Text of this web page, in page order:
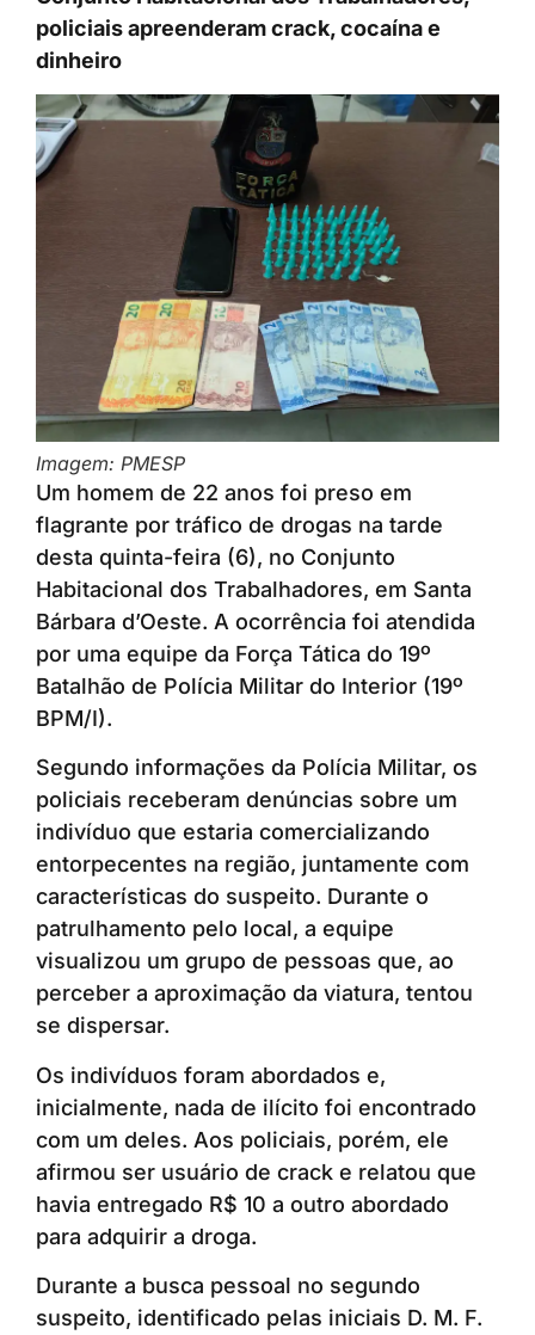
policiais apreenderam crack, cocaína e
dinheiro
Imagem: PMESP
Um homem de 22 anos foi preso em
flagrante por tráfico de drogas na tarde
desta quinta-feira (6), no Conjunto
Habitacional dos Trabalhadores, em Santa
Bárbara d’Oeste. A ocorrência foi atendida
por uma equipe da Força Tática do 19º
Batalhão de Polícia Militar do Interior (19º
BPM/I).
Segundo informações da Polícia Militar, os
policiais receberam denúncias sobre um
indivíduo que estaria comercializando
entorpecentes na região, juntamente com
características do suspeito. Durante o
patrulhamento pelo local, a equipe
visualizou um grupo de pessoas que, ao
perceber a aproximação da viatura, tentou
se dispersar.
Os indivíduos foram abordados e,
inicialmente, nada de ilícito foi encontrado
com um deles. Aos policiais, porém, ele
afirmou ser usuário de crack e relatou que
havia entregado R$ 10 a outro abordado
para adquirir a droga.
Durante a busca pessoal no segundo
suspeito, identificado pelas iniciais D. M. F.